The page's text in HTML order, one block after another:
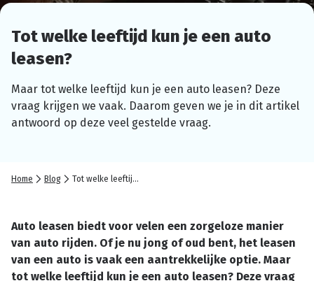
Tot welke leeftijd kun je een auto
leasen?
Maar tot welke leeftijd kun je een auto leasen? Deze
vraag krijgen we vaak. Daarom geven we je in dit artikel
antwoord op deze veel gestelde vraag.
Home Blog Tot welke leeftijd kun je een auto leasen?
Auto leasen biedt voor velen een zorgeloze manier
van auto rijden. Of je nu jong of oud bent, het leasen
van een auto is vaak een aantrekkelijke optie. Maar
tot welke leeftijd kun je een auto leasen? Deze vraag